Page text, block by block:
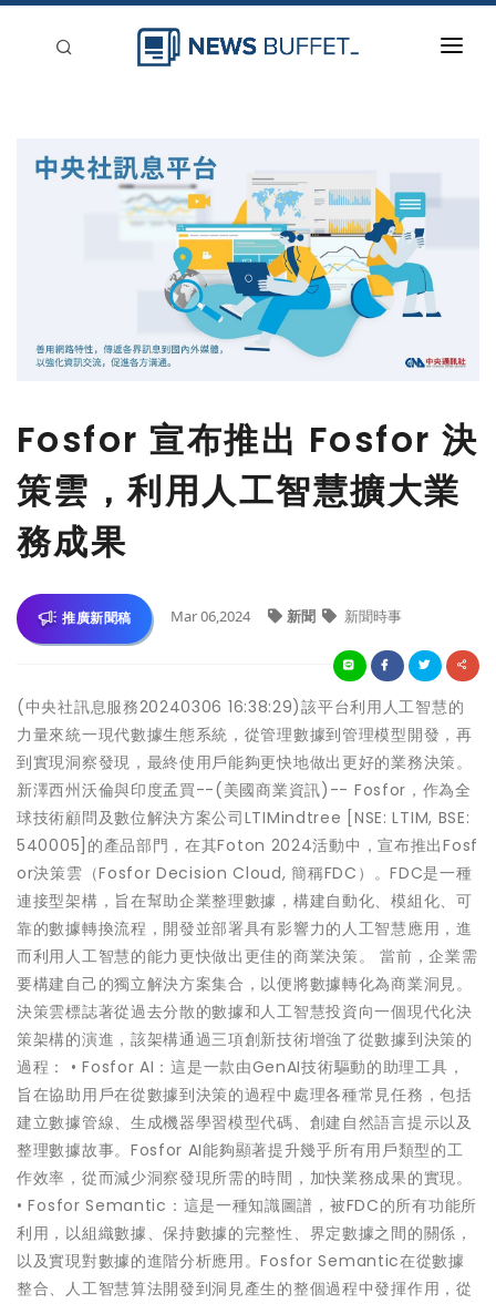
Fosfor 宣布推出 Fosfor 決
策雲，利用人工智慧擴大業
務成果
推廣新聞稿 Mar 06,2024 新聞 新聞時事
(中央社訊息服務20240306 16:38:29)該平台利用人工智慧的
力量來統一現代數據生態系統，從管理數據到管理模型開發，再
到實現洞察發現，最終使用戶能夠更快地做出更好的業務決策。
新澤西州沃倫與印度孟買--(美國商業資訊)-- Fosfor，作為全
球技術顧問及數位解決方案公司LTIMindtree [NSE: LTIM, BSE:
540005]的產品部門，在其Foton 2024活動中，宣布推出Fosf
or決策雲（Fosfor Decision Cloud, 簡稱FDC）。FDC是一種
連接型架構，旨在幫助企業整理數據，構建自動化、模組化、可
靠的數據轉換流程，開發並部署具有影響力的人工智慧應用，進
而利用人工智慧的能力更快做出更佳的商業決策。 當前，企業需
要構建自己的獨立解決方案集合，以便將數據轉化為商業洞見。
決策雲標誌著從過去分散的數據和人工智慧投資向一個現代化決
策架構的演進，該架構通過三項創新技術增強了從數據到決策的
過程： • Fosfor AI：這是一款由GenAI技術驅動的助理工具，
旨在協助用戶在從數據到決策的過程中處理各種常見任務，包括
建立數據管線、生成機器學習模型代碼、創建自然語言提示以及
整理數據故事。Fosfor AI能夠顯著提升幾乎所有用戶類型的工
作效率，從而減少洞察發現所需的時間，加快業務成果的實現。
• Fosfor Semantic：這是一種知識圖譜，被FDC的所有功能所
利用，以組織數據、保持數據的完整性、界定數據之間的關係，
以及實現對數據的進階分析應用。Fosfor Semantic在從數據
整合、人工智慧算法開發到洞見產生的整個過程中發揮作用，從